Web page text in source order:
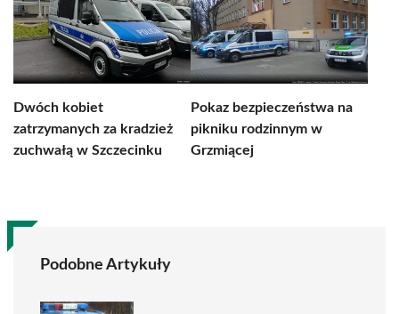
Dwóch kobiet
zatrzymanych za kradzież
zuchwałą w Szczecinku
Pokaz bezpieczeństwa na
pikniku rodzinnym w
Grzmiącej
Podobne Artykuły